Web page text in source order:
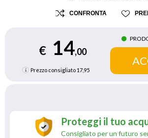
CONFRONTA
€ 14,00
Prezzo consigliato 17,95
Proteggi il tuo
Consigliato per un futuro